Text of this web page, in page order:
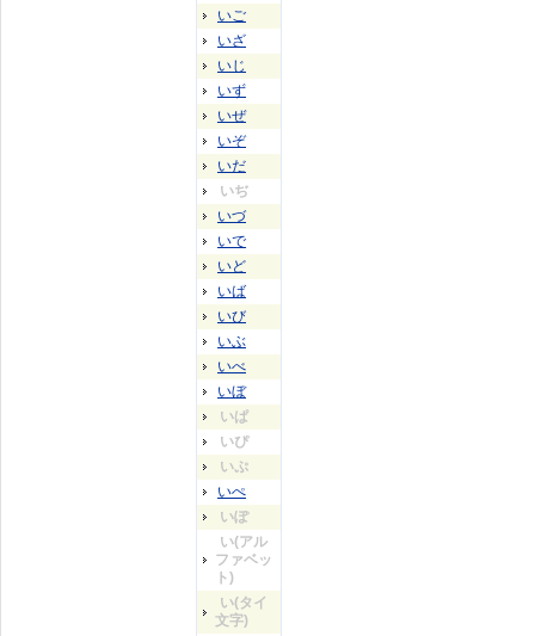
いご
いざ
いじ
いず
いぜ
いぞ
いだ
いぢ
いづ
いで
いど
いば
いび
いぶ
いべ
いぼ
いぱ
いぴ
いぷ
いぺ
いぽ
い(アル
ファベッ
ト)
い(タイ
文字)